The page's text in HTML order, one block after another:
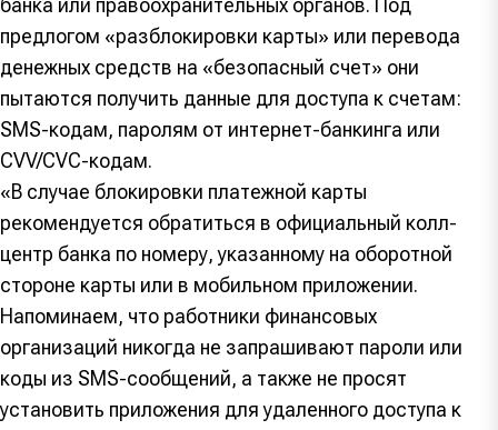
банка или правоохранительных органов. Под
предлогом «разблокировки карты» или перевода
денежных средств на «безопасный счет» они
пытаются получить данные для доступа к счетам:
SMS-кодам, паролям от интернет-банкинга или
CVV/CVC-кодам.
«В случае блокировки платежной карты
рекомендуется обратиться в официальный колл-
центр банка по номеру, указанному на оборотной
стороне карты или в мобильном приложении.
Напоминаем, что работники финансовых
организаций никогда не запрашивают пароли или
коды из SMS-сообщений, а также не просят
установить приложения для удаленного доступа к